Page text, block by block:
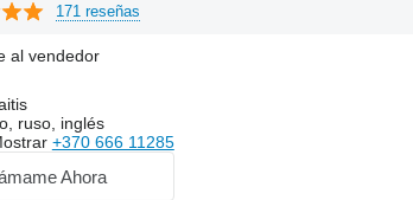
171 reseñas
al vendedor
ruso, inglés
+370 666 11285
Ahora